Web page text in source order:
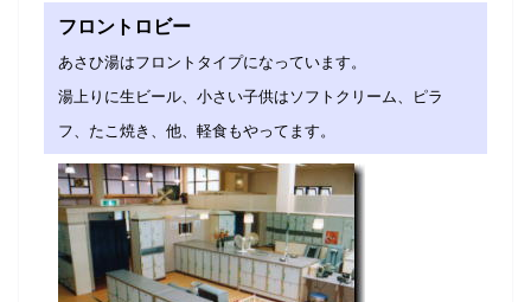
フロントロビー
あさひ湯はフロントタイプになっています。
湯上りに生ビール、小さい子供はソフトクリーム、ピラ
フ、たこ焼き、他、軽食もやってます。